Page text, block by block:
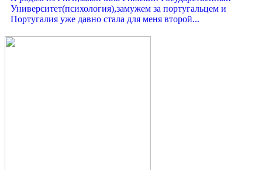
Университет(психология),замужем за португальцем и
Португалия уже давно стала для меня второй...